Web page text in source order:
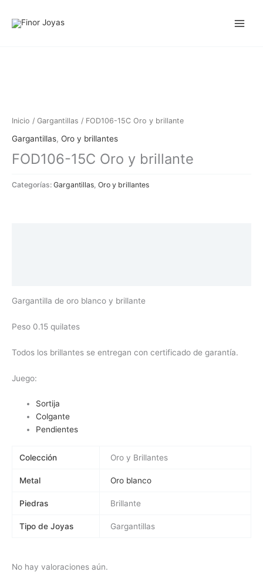
Inicio / Gargantillas / FOD106-15C Oro y brillante
Gargantillas, Oro y brillantes
FOD106-15C Oro y brillante
Categorías: Gargantillas Oro y brillantes
Gargantilla de oro blanco y brillante
Peso 0.15 quilates
Todos los brillantes se entregan con certificado de garantía.
Juego:
Sortija
Colgante
Pendientes
Colección Oro y Brillantes
Metal Oro blanco
Piedras Brillante
Tipo de Joyas Gargantillas
No hay valoraciones aún.